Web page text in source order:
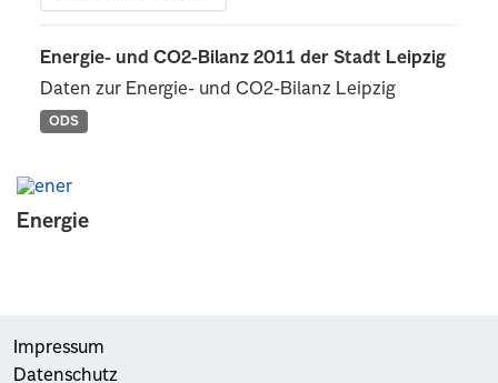
Energie
Energie- und CO2-Bilanz 2011 der Stadt Leipzig
Daten zur Energie- und CO2-Bilanz Leipzig
ODS
Impressum
Datenschutz